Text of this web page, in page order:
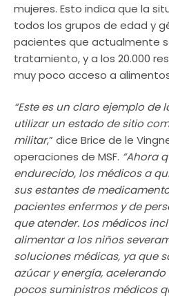
mujeres. Esto indica que la
todos los grupos de edad y
pacientes que actualmente
tratamiento, y a los 20.000
muy poco acceso a
“Este es un claro ejemplo de
utilizar un estado de sitio
militar,” dice Brice de le
operaciones de MSF. “Ahora
endurecido, los médicos a
sus estantes de
pacientes enfermos y de
que atender. Los médicos
alimentar a los niños
soluciones médicas, ya que
azúcar y energía,
pocos suministros médicos